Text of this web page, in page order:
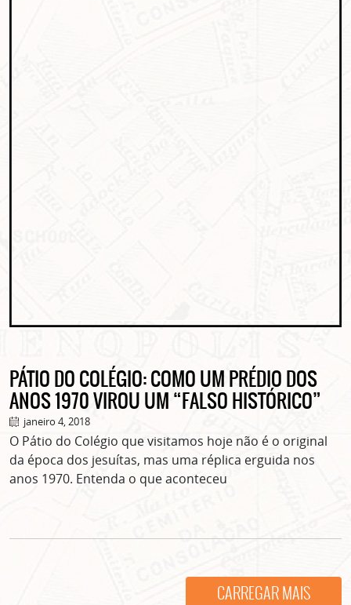
PÁTIO DO COLÉGIO: COMO UM PRÉDIO DOS
ANOS 1970 VIROU UM “FALSO HISTÓRICO”
janeiro 4, 2018
O Pátio do Colégio que visitamos hoje não é o original
da época dos jesuítas, mas uma réplica erguida nos
anos 1970. Entenda o que aconteceu
CARREGAR MAIS
ASSINE GRATUITAMENTE
NOSSA NEWSLETTER!
Clique no botão abaixo para receber notícias sobre o
centro de São Paulo no seu email.
CLIQUE AQUI